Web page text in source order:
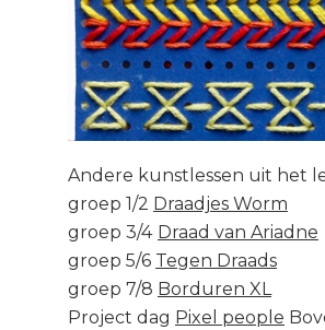
Andere kunstlessen uit het
groep 1/2 Draadjes Worm
groep 3/4 Draad van Ariadne
groep 5/6 Tegen Draads
groep 7/8 Borduren XL
Project dag Pixel people